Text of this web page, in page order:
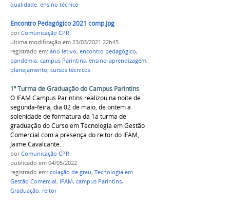
qualidade, ensino técnico
Encontro Pedagógico 2021 comp.jpg
porComunicação CPR
última modificação em 23/03/2021 22h45
registrado em: ano letivo, encontro pedagógico,
pandemia, campus Parintins, ensino-aprendizagem,
planejamento, cursos técnicos
1ª Turma de Graduação do Campus Parintins
O IFAM Campus Parintins realizou na noite de
segunda-feira, dia 02 de maio, de ontem a
solenidade de formatura da 1a turma de
graduação do Curso em Tecnologia em Gestão
Comercial com a presença do reitor do IFAM,
Jaime Cavalcante.
porComunicação CPR
publicado em 04/05/2022
registrado em: colação de grau, Tecnologia em
Gestão Comercial, IFAM, campus Parintins,
Graduação, reitor